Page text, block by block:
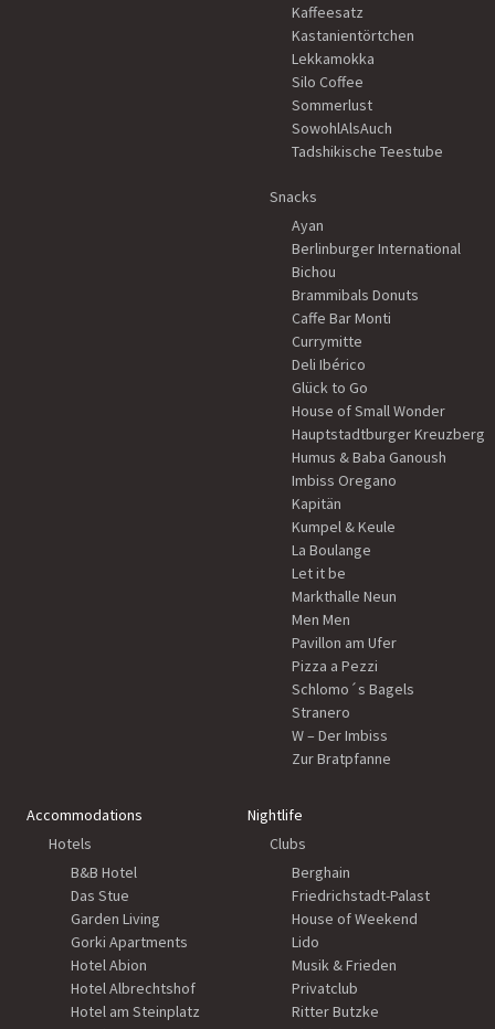
Kaffeesatz
Kastanientörtchen
Lekkamokka
Silo Coffee
Sommerlust
SowohlAlsAuch
Tadshikische Teestube
Snacks
Ayan
Berlinburger International
Bichou
Brammibals Donuts
Caffe Bar Monti
Currymitte
Deli Ibérico
Glück to Go
House of Small Wonder
Hauptstadtburger Kreuzberg
Humus & Baba Ganoush
Imbiss Oregano
Kapitän
Kumpel & Keule
La Boulange
Let it be
Markthalle Neun
Men Men
Pavillon am Ufer
Pizza a Pezzi
Schlomo´s Bagels
Stranero
W – Der Imbiss
Zur Bratpfanne
Accommodations
Hotels
B&B Hotel
Das Stue
Garden Living
Gorki Apartments
Hotel Abion
Hotel Albrechtshof
Hotel am Steinplatz
Nightlife
Clubs
Berghain
Friedrichstadt-Palast
House of Weekend
Lido
Musik & Frieden
Privatclub
Ritter Butzke